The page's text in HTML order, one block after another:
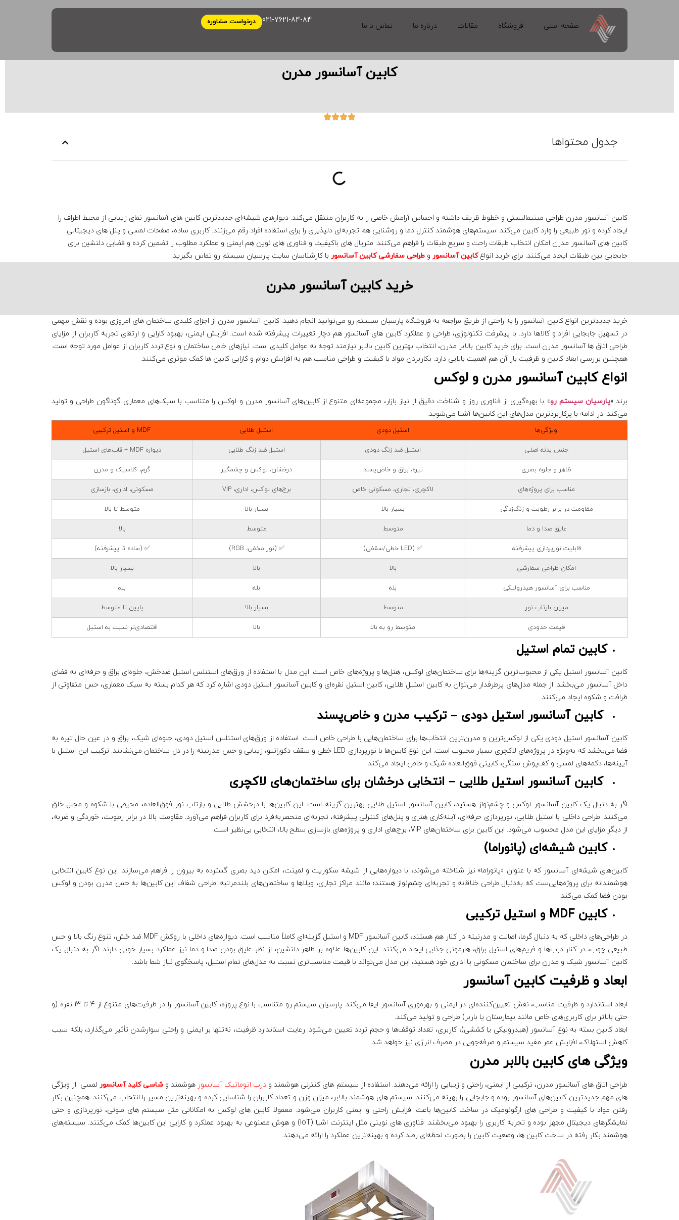
صفحه اصلی فروشگاه مقالات درباره ما تماس با ما
021-7621-84-84 درخواست مشاوره
کابین آسانسور مدرن
جدول محتواها
کابین آسانسور مدرن طراحی مینیمالیستی و خطوط ظریف داشته و احساس آرامش خاصی را به کاربران منتقل می‌کند. دیوارهای شیشه‌ای جدیدترین کابین های آسانسور نمای زیبایی از محیط اطراف را
ایجاد کرده و نور طبیعی را وارد کابین می‌کند. سیستم‌های هوشمند کنترل دما و روشنایی هم تجربه‌ای دلپذیری را برای استفاده افراد رقم می‌زنند. کاربری ساده، صفحات لمسی و پنل‌ های دیجیتالی
کابین های آسانسور مدرن امکان انتخاب طبقات راحت و سریع طبقات را فراهم می‌کنند. متریال‌ های باکیفیت و فناوری‌ های نوین هم ایمنی و عملکرد مطلوب را تضمین کرده و فضایی دلنشین برای
جابجایی بین طبقات ایجاد می‌کنند. برای خرید انواعکابین آسانسور و طراحی سفارشی کابین آسانسور با کارشناسان سایت پارسیان سیستم رو تماس بگیرید.
خرید کابین آسانسور مدرن
خرید جدیدترین انواع کابین آسانسور را به راحتی از طریق مراجعه به فروشگاه پارسیان سیستم رو می‌توانید انجام دهید. کابین آسانسور مدرن از اجزای کلیدی ساختمان‌ های امروزی بوده و نقش مهمی
در تسهیل جابجایی افراد و کالاها دارد. با پیشرفت تکنولوژی، طراحی و عملکرد کابین‌ های آسانسور هم دچار تغییرات پیشرفته شده است. افزایش ایمنی، بهبود کارایی و ارتقای تجربه کاربران از مزایای
طراحی اتاق ها آسانسور مدرن است. برای خرید کابین بالابر مدرن، انتخاب بهترین کابین بالابر نیازمند توجه به عوامل کلیدی است. نیازهای خاص ساختمان و نوع تردد کاربران از عوامل مورد توجه است.
همچنین بررسی ابعاد کابین و ظرفیت بار آن هم اهمیت بالایی دارد. بکاربردن مواد با کیفیت و طراحی مناسب هم به افزایش دوام و کارایی کابین ها کمک موثری می‌کنند.
انواع کابین آسانسور مدرن و لوکس
برند «پارسیان سیستم رو» با بهره‌گیری از فناوری روز و شناخت دقیق از نیاز بازار، مجموعه‌ای متنوع از کابین‌های آسانسور مدرن و لوکس را متناسب با سبک‌های معماری گوناگون طراحی و تولید
می‌کند. در ادامه با پرکاربردترین مدل‌های این کابین‌ها آشنا می‌شوید:
ویژگی‌ها استیل دودی استیل طلایی MDF و استیل ترکیبی
جنس بدنه اصلی استیل ضد زنگ دودی استیل ضد زنگ طلایی دیواره MDF + قاب‌های استیل
ظاهر و جلوه بصری تیره، براق و خاص‌پسند درخشان، لوکس و چشمگیر گرم، کلاسیک و مدرن
مناسب برای پروژه‌های لاکچری، تجاری، مسکونی خاص برج‌های لوکس، اداری، VIP مسکونی، اداری، بازسازی
مقاومت در برابر رطوبت و زنگ‌زدگی بسیار بالا بسیار بالا متوسط تا بالا
عایق صدا و دما متوسط متوسط بالا
قابلیت نورپردازی پیشرفته ✅ (LED خطی/سقفی) ✅ (نور مخفی، RGB) ✅ (ساده تا پیشرفته)
امکان طراحی سفارشی بالا بالا بسیار بالا
مناسب برای آسانسور هیدرولیکی بله بله بله
میزان بازتاب نور متوسط بسیار بالا پایین تا متوسط
قیمت حدودی متوسط رو به بالا بالا اقتصادی‌تر نسبت به استیل
کابین تمام استیل
کابین آسانسور استیل یکی از محبوب‌ترین گزینه‌ها برای ساختمان‌های لوکس، هتل‌ها و پروژه‌های خاص است. این مدل با استفاده از ورق‌های استنلس استیل ضدخش، جلوه‌ای براق و حرفه‌ای به فضای
داخل آسانسور می‌بخشد. از جمله مدل‌های پرطرفدار می‌توان به کابین استیل طلایی، کابین استیل نقره‌ای و کابین آسانسور استیل دودی اشاره کرد که هر کدام بسته به سبک معماری، حس متفاوتی از
ظرافت و شکوه ایجاد می‌کنند.
کابین آسانسور استیل دودی – ترکیب مدرن و خاص‌پسند
کابین آسانسور استیل دودی یکی از لوکس‌ترین و مدرن‌ترین انتخاب‌ها برای ساختمان‌هایی با طراحی خاص است. استفاده از ورق‌های استنلس استیل دودی، جلوه‌ای شیک، براق و در عین حال تیره به
فضا می‌بخشد که به‌ویژه در پروژه‌های لاکچری بسیار محبوب است. این نوع کابین‌ها با نورپردازی LED خطی و سقف دکوراتیو، زیبایی و حس مدرنیته را در دل ساختمان می‌نشانند. ترکیب این استیل با
آیینه‌ها، دکمه‌های لمسی و کف‌پوش سنگی، کابینی فوق‌العاده شیک و خاص ایجاد می‌کند.
کابین آسانسور استیل طلایی – انتخابی درخشان برای ساختمان‌های لاکچری
اگر به دنبال یک کابین آسانسور لوکس و چشم‌نواز هستید، کابین آسانسور استیل طلایی بهترین گزینه است. این کابین‌ها با درخشش طلایی و بازتاب نور فوق‌العاده، محیطی با شکوه و مجلل خلق
می‌کنند. طراحی داخلی با استیل طلایی، نورپردازی حرفه‌ای، آینه‌کاری هنری و پنل‌های کنترلی پیشرفته، تجربه‌ای منحصربه‌فرد برای کاربران فراهم می‌آورد. مقاومت بالا در برابر رطوبت، خوردگی و ضربه،
از دیگر مزایای این مدل محسوب می‌شود. این کابین برای ساختمان‌های VIP، برج‌های اداری و پروژه‌های بازسازی سطح بالا، انتخابی بی‌نظیر است.
کابین شیشه‌ای (پانوراما)
کابین‌های شیشه‌ای آسانسور که با عنوان «پانوراما» نیز شناخته می‌شوند، با دیواره‌هایی از شیشه سکوریت و لمینت، امکان دید بصری گسترده به بیرون را فراهم می‌سازند. این نوع کابین انتخابی
هوشمندانه برای پروژه‌هایی‌ست که به‌دنبال طراحی خلاقانه و تجربه‌ای چشم‌نواز هستند؛ مانند مراکز تجاری، ویلاها و ساختمان‌های بلندمرتبه. طراحی شفاف این کابین‌ها به حس مدرن بودن و لوکس
بودن فضا کمک می‌کند.
کابین MDF و استیل ترکیبی
در طراحی‌های داخلی که به دنبال گرما، اصالت و مدرنیته در کنار هم هستند، کابین آسانسور MDF و استیل گزینه‌ای کاملاً مناسب است. دیواره‌های داخلی با روکش MDF ضد خش، تنوع رنگ بالا و حس
طبیعی چوب، در کنار درب‌ها و فریم‌های استیل براق، هارمونی جذابی ایجاد می‌کنند. این کابین‌ها علاوه بر ظاهر دلنشین، از نظر عایق بودن صدا و دما نیز عملکرد بسیار خوبی دارند. اگر به دنبال یک
کابین آسانسور شیک و مدرن برای ساختمان مسکونی یا اداری خود هستید، این مدل می‌تواند با قیمت مناسب‌تری نسبت به مدل‌های تمام استیل، پاسخگوی نیاز شما باشد.
ابعاد و ظرفیت کابین آسانسور
ابعاد استاندارد و ظرفیت مناسب، نقش تعیین‌کننده‌ای در ایمنی و بهره‌وری آسانسور ایفا می‌کند. پارسیان سیستم رو متناسب با نوع پروژه، کابین آسانسور را در ظرفیت‌های متنوع از 4 تا 13 نفره (و
حتی بالاتر برای کاربری‌های خاص مانند بیمارستان یا باربر) طراحی و تولید می‌کند.
ابعاد کابین بسته به نوع آسانسور (هیدرولیکی یا کششی)، کاربری، تعداد توقف‌ها و حجم تردد تعیین می‌شود. رعایت استاندارد ظرفیت، نه‌تنها بر ایمنی و راحتی سوارشدن تأثیر می‌گذارد، بلکه سبب
کاهش استهلاک، افزایش عمر مفید سیستم و صرفه‌جویی در مصرف انرژی نیز خواهد شد.
ویژگی های کابین بالابر مدرن
طراحی اتاق های آسانسور مدرن، ترکیبی از ایمنی، راحتی و زیبایی را ارائه می‌دهند. استفاده از سیستم‌ های کنترلی هوشمند و درب اتوماتیک آسانسور هوشمند و شاسی کلید آسانسور لمسی از ویژگی‌
های مهم جدیدترین کابین‌های آسانسور بوده و جابجایی را بهینه می‌کنند. سیستم‌ های هوشمند بالابر، میزان وزن و تعداد کاربران را شناسایی کرده و بهینه‌ترین مسیر را انتخاب می‌کنند. همچنین بکار
رفتن مواد با کیفیت و طراحی‌ های ارگونومیک در ساخت کابین‌ها باعث افزایش راحتی و ایمنی کاربران می‌شود. معمولا کابین‌ های لوکس به امکاناتی مثل سیستم‌ های صوتی، نورپردازی و حتی
نمایشگرهای دیجیتال مجهز بوده و تجربه کاربری را بهبود می‌بخشند. فناوری‌ های نوینی مثل اینترنت اشیا (IoT) و هوش مصنوعی به بهبود عملکرد و کارایی این کابین‌ها کمک می‌کنند. سیستم‌های
هوشمند بکار رفته در ساخت کابین ها، وضعیت کابین را بصورت لحظه‌ای رصد کرده و بهینه‌ترین عملکرد را ارائه می‌دهند.